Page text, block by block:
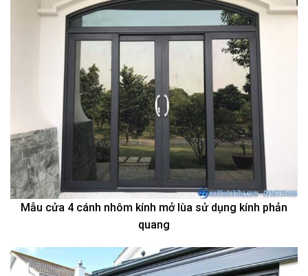
Mẫu cửa 4 cánh nhôm kính mở lùa sử dụng kính phản
quang